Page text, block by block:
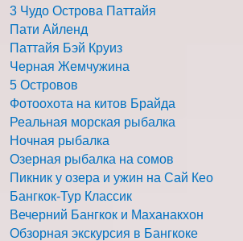
3 Чудо Острова Паттайя
Пати Айленд
Паттайя Бэй Круиз
Черная Жемчужина
5 Островов
Фотоохота на китов Брайда
Реальная морская рыбалка
Ночная рыбалка
Озерная рыбалка на сомов
Пикник у озера и ужин на Сай Кео
Бангкок-Тур Классик
Вечерний Бангкок и Маханакхон
Обзорная экскурсия в Бангкоке